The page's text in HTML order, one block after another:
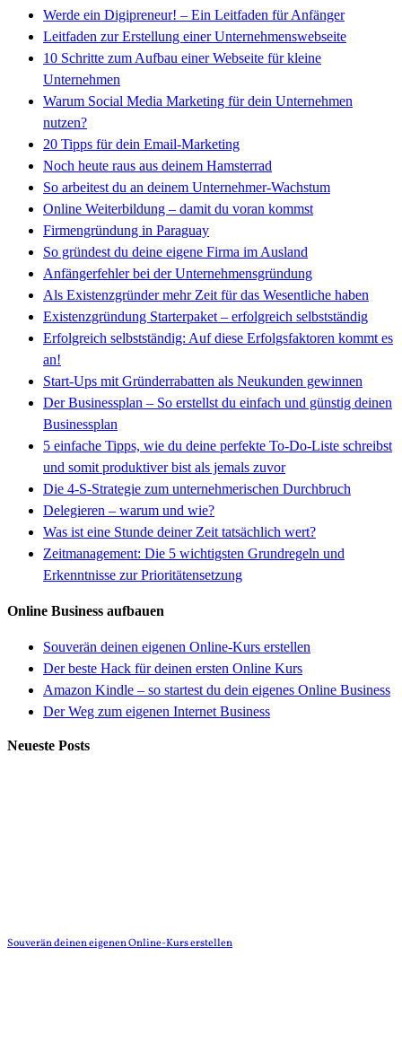
Werde ein Digipreneur! – Ein Leitfaden für Anfänger
Leitfaden zur Erstellung einer Unternehmenswebseite
10 Schritte zum Aufbau einer Webseite für kleine
Unternehmen
Warum Social Media Marketing für dein Unternehmen
nutzen?
20 Tipps für dein Email-Marketing
Noch heute raus aus deinem Hamsterrad
So arbeitest du an deinem Unternehmer-Wachstum
Online Weiterbildung – damit du voran kommst
Firmengründung in Paraguay
So gründest du deine eigene Firma im Ausland
Anfängerfehler bei der Unternehmensgründung
Als Existenzgründer mehr Zeit für das Wesentliche haben
Existenzgründung Starterpaket – erfolgreich selbstständig
Erfolgreich selbstständig: Auf diese Erfolgsfaktoren kommt es
an!
Start-Ups mit Gründerrabatten als Neukunden gewinnen
Der Businessplan – So erstellst du einfach und günstig deinen
Businessplan
5 einfache Tipps, wie du deine perfekte To-Do-Liste schreibst
und somit produktiver bist als jemals zuvor
Die 4-S-Strategie zum unternehmerischen Durchbruch
Delegieren – warum und wie?
Was ist eine Stunde deiner Zeit tatsächlich wert?
Zeitmanagement: Die 5 wichtigsten Grundregeln und
Erkenntnisse zur Prioritätensetzung
Online Business aufbauen
Souverän deinen eigenen Online-Kurs erstellen
Der beste Hack für deinen ersten Online Kurs
Amazon Kindle – so startest du dein eigenes Online Business
Der Weg zum eigenen Internet Business
Neueste Posts
Souverän deinen eigenen Online-Kurs erstellen